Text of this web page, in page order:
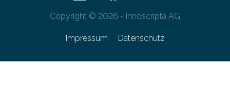
Copyright © 2026 - innoscripta AG
Impressum Datenschutz